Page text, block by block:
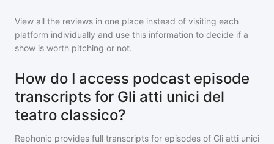
View all the reviews in one place instead of visiting each
platform individually and use this information to decide if a
show is worth pitching or not.
How do I access podcast episode
transcripts for Gli atti unici del
teatro classico?
Rephonic provides full transcripts for episodes of Gli atti unici